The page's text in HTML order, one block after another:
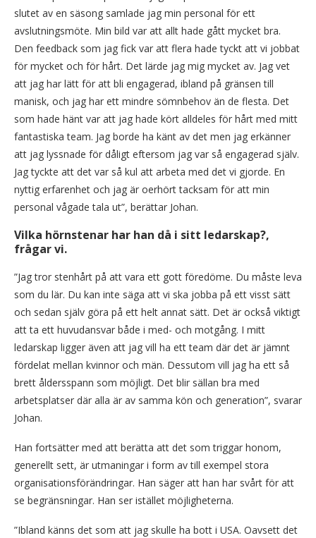
slutet av en säsong samlade jag min personal för ett
avslutningsmöte. Min bild var att allt hade gått mycket bra.
Den feedback som jag fick var att flera hade tyckt att vi jobbat
för mycket och för hårt. Det lärde jag mig mycket av. Jag vet
att jag har lätt för att bli engagerad, ibland på gränsen till
manisk, och jag har ett mindre sömnbehov än de flesta. Det
som hade hänt var att jag hade kört alldeles för hårt med mitt
fantastiska team. Jag borde ha känt av det men jag erkänner
att jag lyssnade för dåligt eftersom jag var så engagerad själv.
Jag tyckte att det var så kul att arbeta med det vi gjorde. En
nyttig erfarenhet och jag är oerhört tacksam för att min
personal vågade tala ut”, berättar Johan.
Vilka hörnstenar har han då i sitt ledarskap?,
frågar vi.
”Jag tror stenhårt på att vara ett gott föredöme. Du måste leva
som du lär. Du kan inte säga att vi ska jobba på ett visst sätt
och sedan själv göra på ett helt annat sätt. Det är också viktigt
att ta ett huvudansvar både i med- och motgång. I mitt
ledarskap ligger även att jag vill ha ett team där det är jämnt
fördelat mellan kvinnor och män. Dessutom vill jag ha ett så
brett åldersspann som möjligt. Det blir sällan bra med
arbetsplatser där alla är av samma kön och generation”, svarar
Johan.
Han fortsätter med att berätta att det som triggar honom,
generellt sett, är utmaningar i form av till exempel stora
organisationsförändringar. Han säger att han har svårt för att
se begränsningar. Han ser istället möjligheterna.
”Ibland känns det som att jag skulle ha bott i USA. Oavsett det